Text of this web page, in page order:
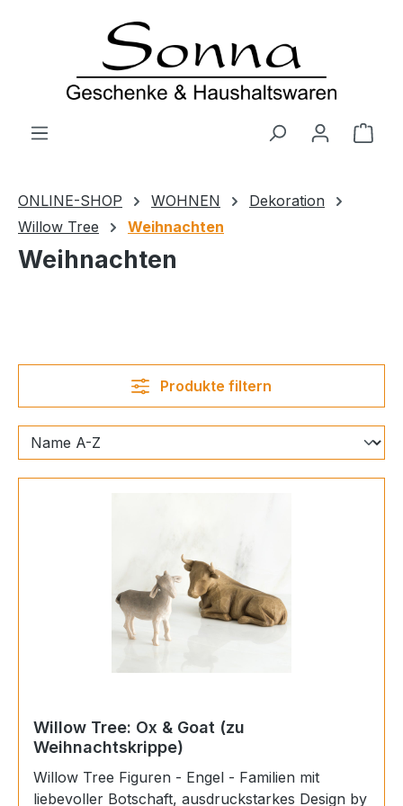
Zum Hauptinhalt springen
ONLINE-SHOP WOHNEN
Dekoration
Willow Tree
Weihnachten
Weihnachten
Produkte filtern
Willow Tree: Ox & Goat (zu
Weihnachtskrippe)
Willow Tree Figuren - Engel - Familien mit
liebevoller Botschaft, ausdruckstarkes Design by